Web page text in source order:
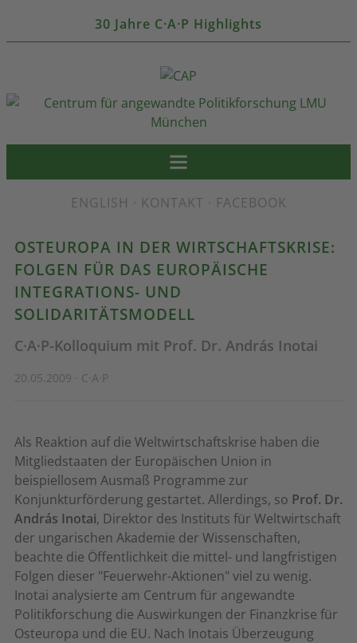
30 Jahre C·A·P Highlights
ENGLISH · KONTAKT · FACEBOOK
OSTEUROPA IN DER WIRTSCHAFTSKRISE:
FOLGEN FÜR DAS EUROPÄISCHE
INTEGRATIONS- UND
SOLIDARITÄTSMODELL
C·A·P-Kolloquium mit Prof. Dr. András Inotai
20.05.2009 · C·A·P
Als Reaktion auf die Weltwirtschaftskrise haben die
Mitgliedstaaten der Europäischen Union in
beispiellosem Ausmaß Programme zur
Konjunkturförderung gestartet. Allerdings, so Prof. Dr.
András Inotai, Direktor des Instituts für Weltwirtschaft
der ungarischen Akademie der Wissenschaften,
beachte die Öffentlichkeit die mittel- und langfristigen
Folgen dieser "Feuerwehr-Aktionen" viel zu wenig.
Inotai analysierte am Centrum für angewandte
Politikforschung die Auswirkungen der Finanzkrise für
Osteuropa und die EU. Nach Inotais Überzeugung